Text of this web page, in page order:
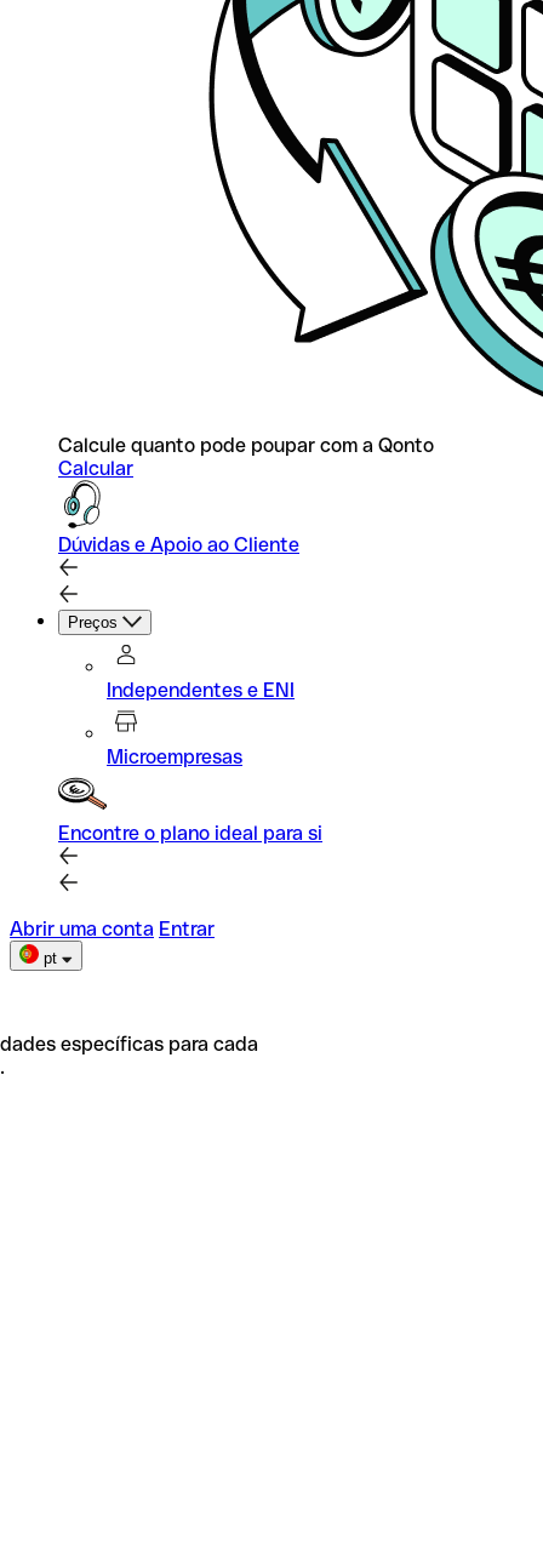
Calcule quanto pode poupar com a Qonto
Calcular
Dúvidas e Apoio ao Cliente
Preços
Independentes e ENI
Microempresas
Encontre o plano ideal para si
Abrir uma conta Entrar
pt
específicas para cada